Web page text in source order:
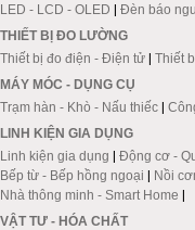
LED - LCD - OLED | Đèn báo
THIẾT BỊ ĐO LƯỜNG
Thiết bị đo điện - Điện tử | Thiết
MÁY MÓC - DỤNG CỤ
Trạm hàn - Khò - Nấu thiếc |
LINH KIỆN GIA DỤNG
Linh kiện gia dụng | Động cơ -
Bếp từ - Bếp hồng ngoại | Nồi
Nhà thông minh - Smart Home |
VẬT TƯ - HÓA CHẤT